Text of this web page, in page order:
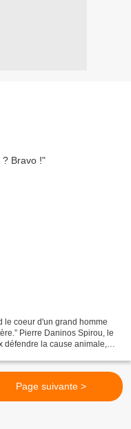
le coeur d'un grand homme
Daninos Spirou, le
défendre la cause animale,
Page suivante >